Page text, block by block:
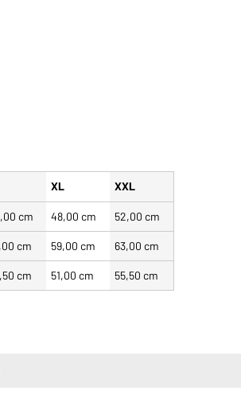
XL XXL
cm 48,00 cm 52,00 cm
cm 59,00 cm 63,00 cm
cm 51,00 cm 55,50 cm